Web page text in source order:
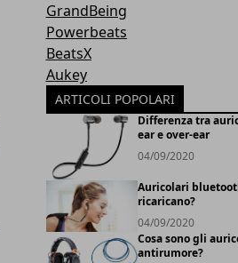
GrandBeing
Powerbeats
BeatsX
Aukey
ARTICOLI POPOLARI
Differenza tra
ear e over-ear
04/09/2020
Auricolari
ricaricano?
04/09/2020
Cosa sono gli
antirumore?